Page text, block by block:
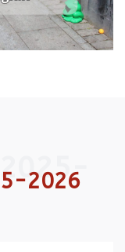
2026